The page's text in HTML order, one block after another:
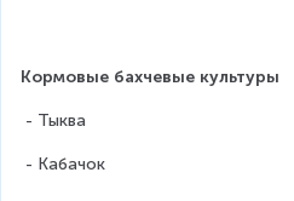
Кормовые бахчевые культуры
- Тыква
- Кабачок